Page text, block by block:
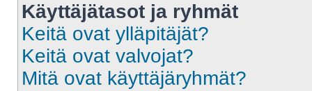
Käyttäjätasot ja ryhmät
Keitä ovat ylläpitäjät?
Keitä ovat valvojat?
Mitä ovat käyttäjäryhmät?